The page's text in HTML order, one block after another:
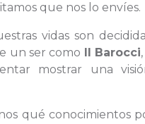
que nos lo envíes.
vidas son
un ser como Il Barocci
mostrar una
qué conocimientos